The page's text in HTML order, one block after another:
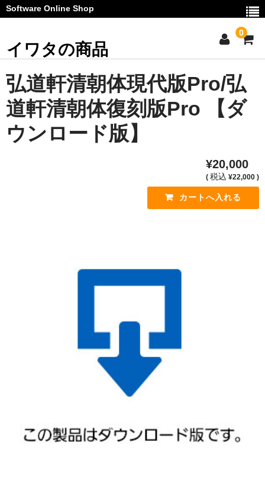
Software Online Shop
イワタの商品
0
ご利用ガイド
お問い合わせ
マイページ
弘道軒清朝体現代版Pro/弘
道軒清朝体復刻版Pro 【ダ
ウンロード版】
¥20,000
( 税込 ¥22,000 )